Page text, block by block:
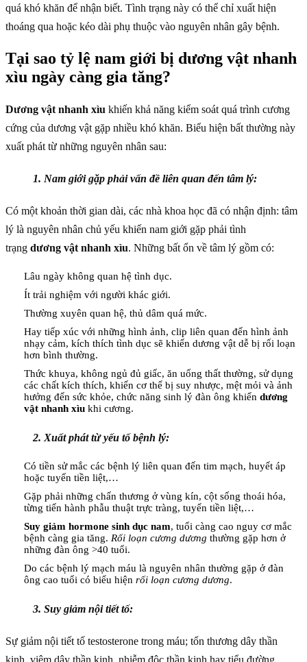
quá khó khăn để nhận biết. Tình trạng này có thể chỉ xuất hiện
thoáng qua hoặc kéo dài phụ thuộc vào nguyên nhân gây bệnh.
Tại sao tỷ lệ nam giới bị dương vật nhanh
xìu ngày càng gia tăng?
Dương vật nhanh xìu khiến khả năng kiểm soát quá trình cương
cứng của dương vật gặp nhiều khó khăn. Biểu hiện bất thường này
xuất phát từ những nguyên nhân sau:
1. Nam giới gặp phải vấn đề liên quan đến tâm lý:
Có một khoản thời gian dài, các nhà khoa học đã có nhận định: tâm
lý là nguyên nhân chủ yếu khiến nam giới gặp phải tình
trạng dương vật nhanh xìu. Những bất ổn về tâm lý gồm có:
Lâu ngày không quan hệ tình dục.
Ít trải nghiệm với người khác giới.
Thường xuyên quan hệ, thủ dâm quá mức.
Hay tiếp xúc với những hình ảnh, clip liên quan đến hình ảnh
nhạy cảm, kích thích tình dục sẽ khiến dương vật dễ bị rối loạn
hơn bình thường.
Thức khuya, không ngủ đủ giấc, ăn uống thất thường, sử dụng
các chất kích thích, khiến cơ thể bị suy nhược, mệt mỏi và ảnh
hưởng đến sức khỏe, chức năng sinh lý đàn ông khiến dương
vật nhanh xìu khi cương.
2. Xuất phát từ yếu tố bệnh lý:
Có tiền sử mắc các bệnh lý liên quan đến tim mạch, huyết áp
hoặc tuyến tiền liệt,…
Gặp phải những chấn thương ở vùng kín, cột sống thoái hóa,
từng tiến hành phẫu thuật trực tràng, tuyến tiền liệt,…
Suy giảm hormone sinh dục nam, tuổi càng cao nguy cơ mắc
bệnh càng gia tăng. Rối loạn cương dương thường gặp hơn ở
những đàn ông >40 tuổi.
Do các bệnh lý mạch máu là nguyên nhân thường gặp ở đàn
ông cao tuổi có biểu hiện rối loạn cương dương.
3. Suy giảm nội tiết tố:
Sự giảm nội tiết tố testosterone trong máu; tổn thương dây thần
kinh, viêm dây thần kinh, nhiễm độc thần kinh hay tiểu đường,…